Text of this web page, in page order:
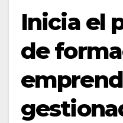
Inicia el
de